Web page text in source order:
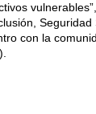
Seguridad
con la